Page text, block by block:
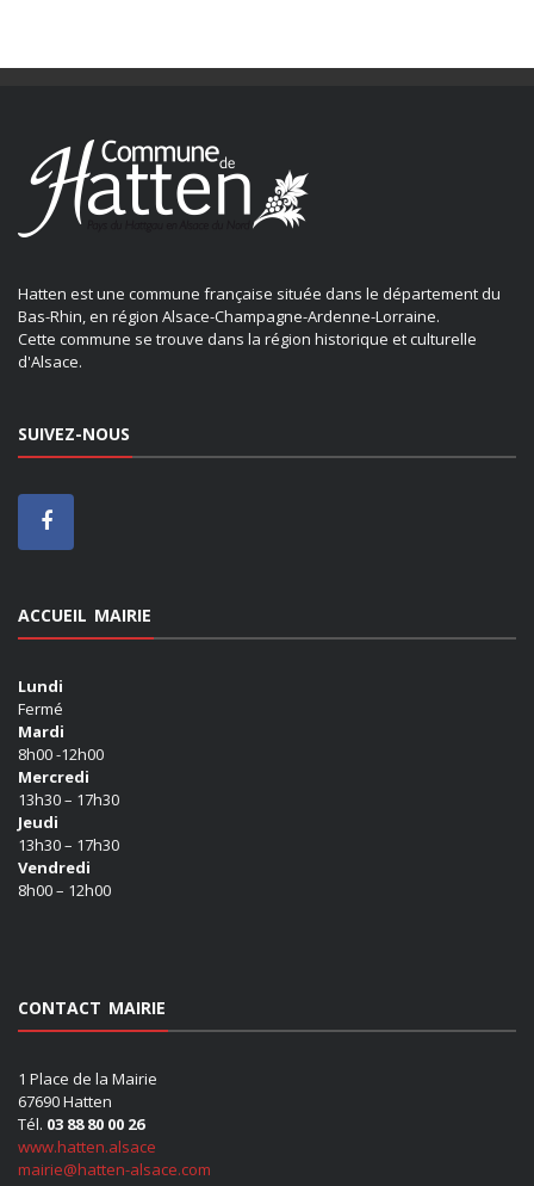
Hatten est une commune française située dans le département du
Bas-Rhin, en région Alsace-Champagne-Ardenne-Lorraine.
Cette commune se trouve dans la région historique et culturelle
d'Alsace.
SUIVEZ-NOUS
ACCUEIL MAIRIE
Lundi
Fermé
Mardi
8h00 -12h00
Mercredi
13h30 – 17h30
Jeudi
13h30 – 17h30
Vendredi
8h00 – 12h00
CONTACT MAIRIE
1 Place de la Mairie
67690 Hatten
Tél. 03 88 80 00 26
www.hatten.alsace
mairie@hatten-alsace.com